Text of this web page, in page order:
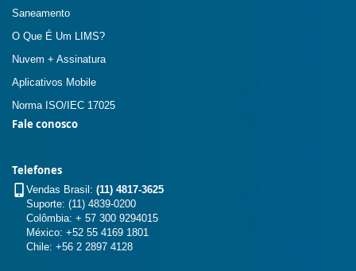
Saneamento
O Que É Um LIMS?
Nuvem + Assinatura
Aplicativos Mobile
Norma ISO/IEC 17025
Fale conosco
Telefones
Vendas Brasil: (11) 4817-3625
Suporte: (11) 4839-0200
Colômbia: + 57 300 9294015
México: +52 55 4169 1801
Chile: +56 2 2897 4128